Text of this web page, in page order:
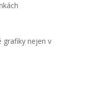
grafiky nejen v